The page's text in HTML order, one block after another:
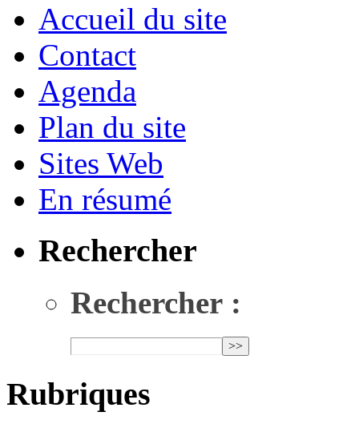
Accueil du site
Contact
Agenda
Plan du site
Sites Web
En résumé
Rechercher
Rechercher :
Rubriques